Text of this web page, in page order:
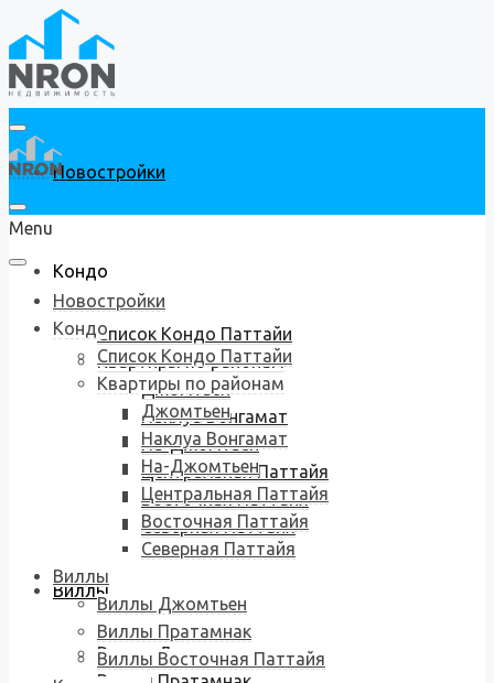
Новостройки
Кондо
Список Кондо Паттайи
Квартиры по районам
Джомтьен
Наклуа Вонгамат
На-Джомтьен
Центральная Паттайя
Восточная Паттайя
Северная Паттайя
Виллы
Виллы Джомтьен
Menu
Новостройки
Кондо
Список Кондо Паттайи
Квартиры по районам
Джомтьен
Наклуа Вонгамат
На-Джомтьен
Центральная Паттайя
Восточная Паттайя
Северная Паттайя
Виллы
Виллы Джомтьен
Виллы Пратамнак
Виллы Восточная Паттайя